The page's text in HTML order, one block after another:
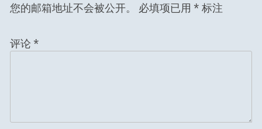
您的邮箱地址不会被公开。 必填项已用 * 标注
评论 *